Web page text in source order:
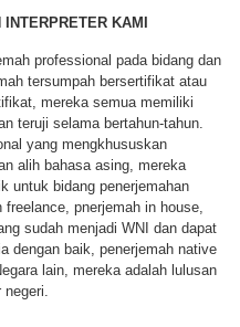
KAMI
professional pada bidang dan
tersumpah bersertifikat atau
mereka semua memiliki
teruji selama bertahun-tahun.
yang mengkhususkan
alih bahasa asing, mereka
untuk bidang penerjemahan
pnerjemah in house,
sudah menjadi WNI dan dapat
dengan baik, penerjemah native
lain, mereka adalah lulusan